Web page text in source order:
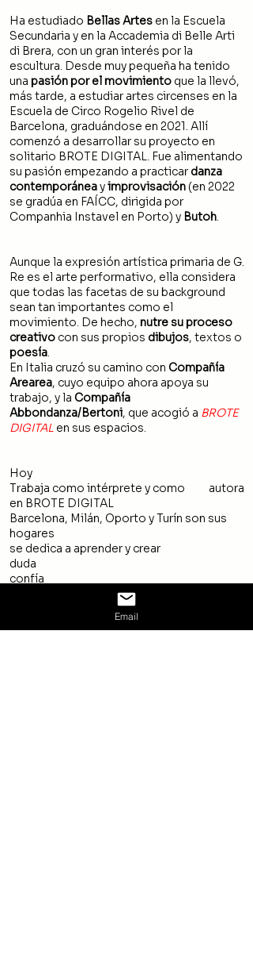
Ha estudiado Bellas Artes en la Escuela
Secundaria y en la Accademia di Belle Arti
di Brera, con un gran interés por la
escultura. Desde muy pequeña ha tenido
una pasión por el movimiento que la llevó,
más tarde, a estudiar artes circenses en la
Escuela de Circo Rogelio Rivel de
Barcelona, graduándose en 2021. Allí
comenzó a desarrollar su proyecto en
solitario BROTE DIGITAL. Fue alimentando
su pasión empezando a practicar danza
contemporáneayimprovisación (en 2022
se gradúa en FAÍCC, dirigida por
Companhia Instavel en Porto) y Butoh.
Aunque la expresión artística primaria de G.
Re es el arte performativo, ella considera
que todas las facetas de su background
sean tan importantes como el
movimiento. De hecho, nutre su proceso
creativo con sus propios dibujos, textos o
poesía.
En Italia cruzó su camino con Compañía
Arearea, cuyo equipo ahora apoya su
trabajo, y la Compañía
Abbondanza/Bertoni, que acogió a BROTE
DIGITAL en sus espacios.
Hoy
Trabaja como intérprete y como autora
en BROTE DIGITAL
Barcelona, Milán, Oporto y Turín son sus
hogares
se dedica a aprender y crear
duda
confía
ARTÍSTICO
Email